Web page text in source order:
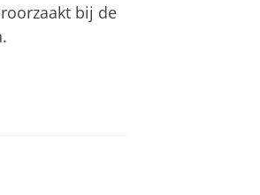
bij de